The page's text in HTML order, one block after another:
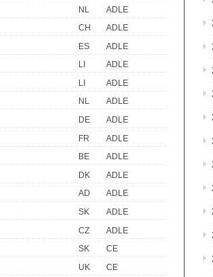
NL
ADLE
CH
ADLE
ES
ADLE
LI
ADLE
LI
ADLE
NL
ADLE
DE
ADLE
FR
ADLE
BE
ADLE
DK
ADLE
AD
ADLE
SK
ADLE
CZ
ADLE
SK
CE
UK
CE